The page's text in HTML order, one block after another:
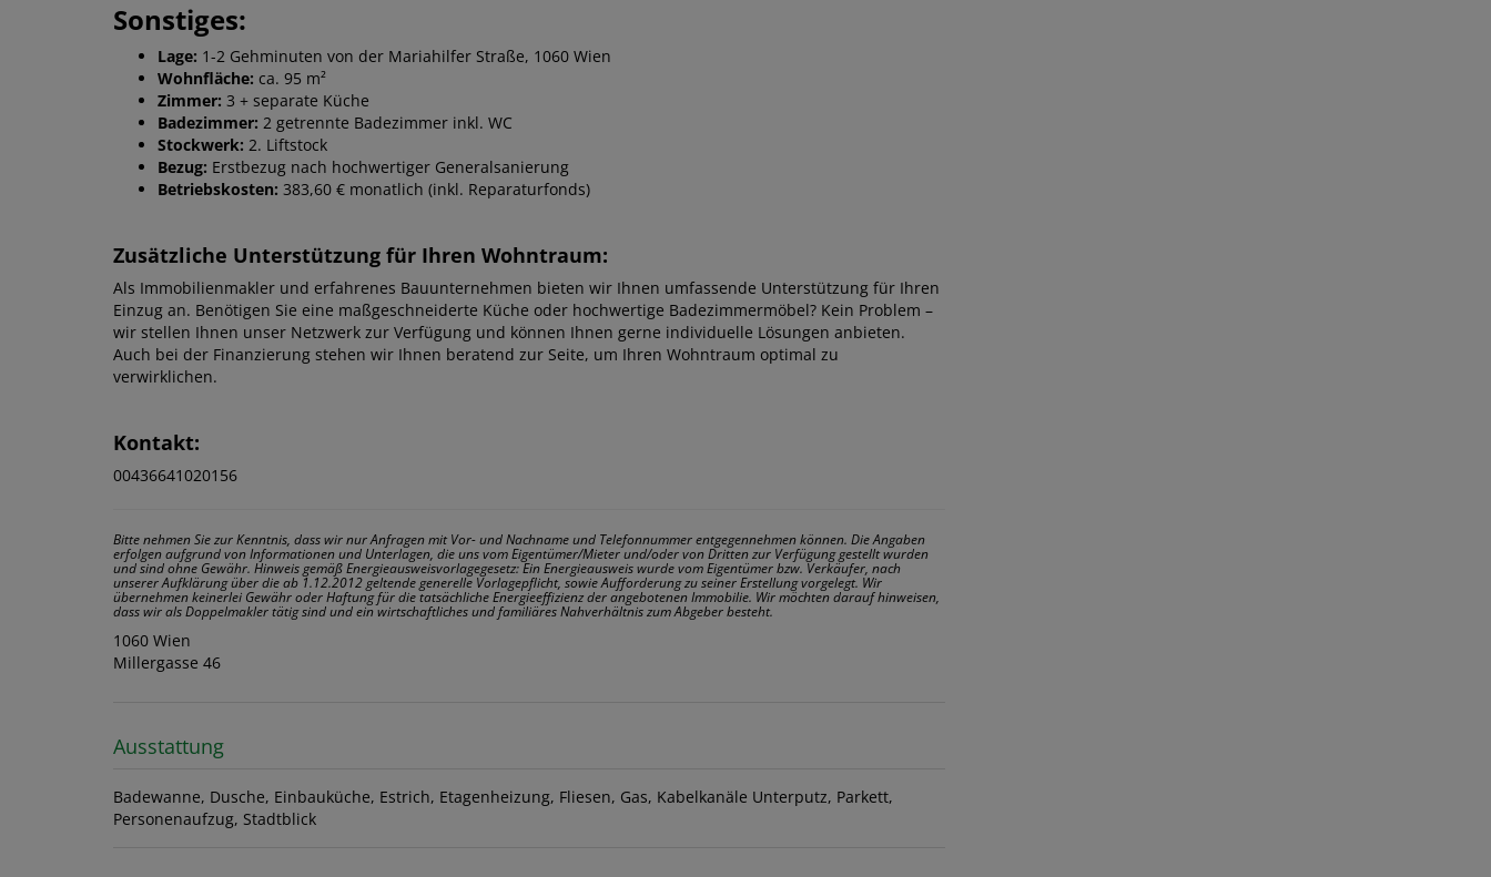
Sonstiges:
Lage: 1-2 Gehminuten von der Mariahilfer Straße, 1060 Wien
Wohnfläche: ca. 95 m²
Zimmer: 3 + separate Küche
Badezimmer: 2 getrennte Badezimmer inkl. WC
Stockwerk: 2. Liftstock
Bezug: Erstbezug nach hochwertiger Generalsanierung
Betriebskosten: 383,60 € monatlich (inkl. Reparaturfonds)
Zusätzliche Unterstützung für Ihren Wohntraum:
Als Immobilienmakler und erfahrenes Bauunternehmen bieten wir Ihnen umfassende Unterstützung für Ihren
Einzug an. Benötigen Sie eine maßgeschneiderte Küche oder hochwertige Badezimmermöbel? Kein Problem –
wir stellen Ihnen unser Netzwerk zur Verfügung und können Ihnen gerne individuelle Lösungen anbieten.
Auch bei der Finanzierung stehen wir Ihnen beratend zur Seite, um Ihren Wohntraum optimal zu
verwirklichen.
Kontakt:
00436641020156
Bitte nehmen Sie zur Kenntnis, dass wir nur Anfragen mit Vor- und Nachname und Telefonnummer entgegennehmen können. Die Angaben
erfolgen aufgrund von Informationen und Unterlagen, die uns vom Eigentümer/Mieter und/oder von Dritten zur Verfügung gestellt wurden
und sind ohne Gewähr. Hinweis gemäß Energieausweisvorlagegesetz: Ein Energieausweis wurde vom Eigentümer bzw. Verkäufer, nach
unserer Aufklärung über die ab 1.12.2012 geltende generelle Vorlagepflicht, sowie Aufforderung zu seiner Erstellung vorgelegt. Wir
übernehmen keinerlei Gewähr oder Haftung für die tatsächliche Energieeffizienz der angebotenen Immobilie. Wir möchten darauf hinweisen,
dass wir als Doppelmakler tätig sind und ein wirtschaftliches und familiäres Nahverhältnis zum Abgeber besteht.
1060 Wien
Millergasse 46
Ausstattung
Badewanne Dusche Einbauküche Estrich Etagenheizung Fliesen Gas Kabelkanäle Unterputz Parkett
Personenaufzug Stadtblick